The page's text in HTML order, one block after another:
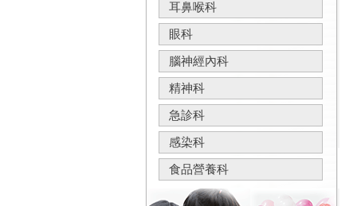
耳鼻喉科
眼科
腦神經內科
精神科
急診科
感染科
食品營養科